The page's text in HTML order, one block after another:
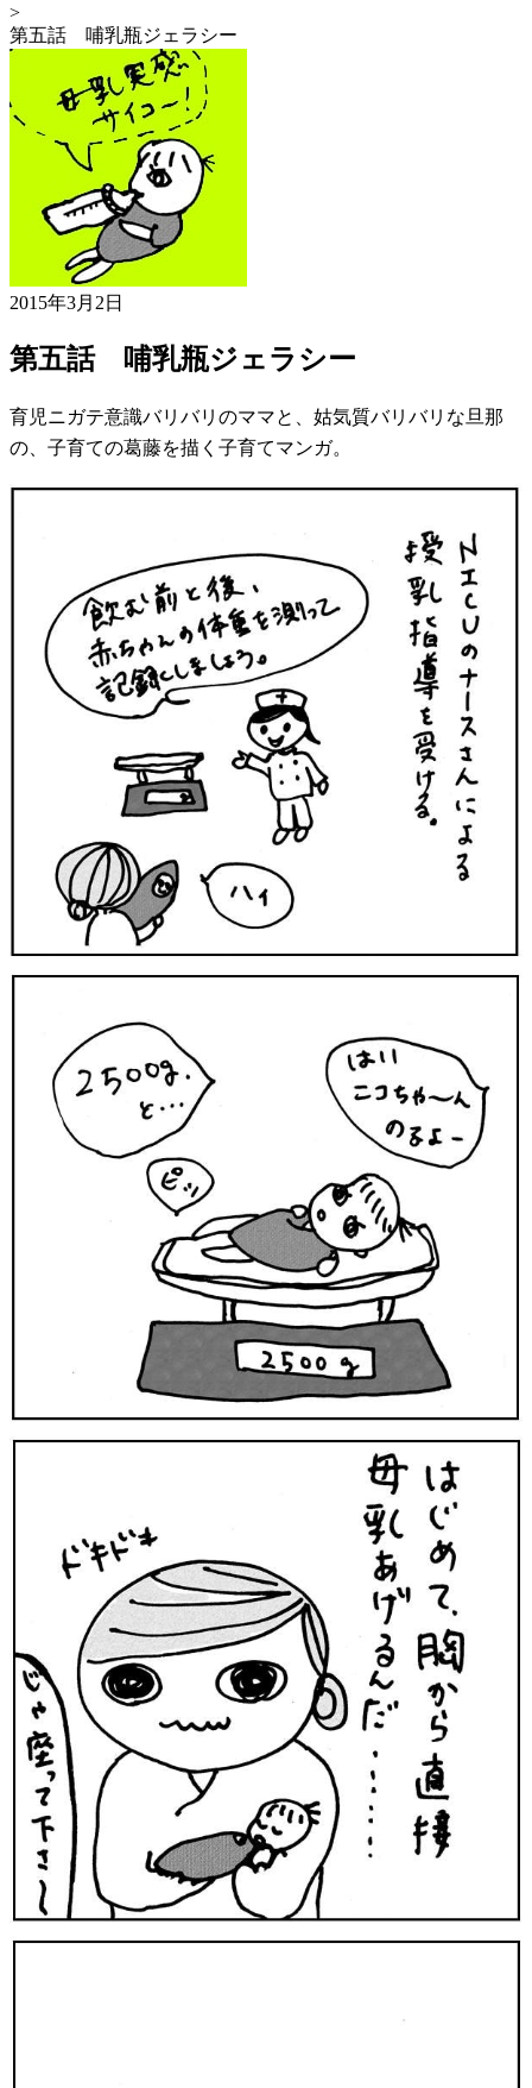
>
第五話 哺乳瓶ジェラシー
2015年3月2日
第五話 哺乳瓶ジェラシー
育児ニガテ意識バリバリのママと、姑気質バリバリな旦那
の、子育ての葛藤を描く子育てマンガ。